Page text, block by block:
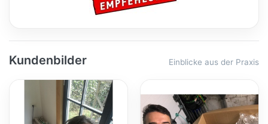
Kundenbilder Einblicke aus der Praxis